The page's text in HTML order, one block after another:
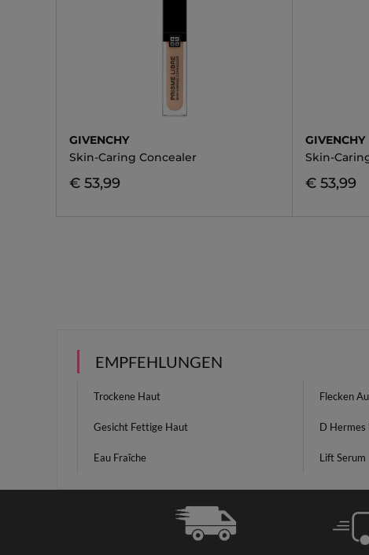
GIVENCHY
Skin-Caring Concealer
€ 53,99
GIVENCHY
Skin-
€ 53,99
EMPFEHLUNGEN
Trockene Haut Flecken
Gesicht Fettige Haut D Hermes
Eau Fraîche Lift Serum